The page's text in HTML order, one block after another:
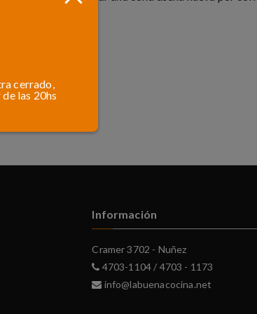
Información
Cramer 3702 - Nuñez
4703-1104 / 4703 - 1173
info@labuenacocina.net
cerrado,
las 20hs